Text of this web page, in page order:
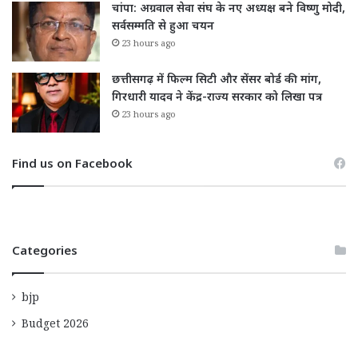
चांपा: अग्रवाल सेवा संघ के नए अध्यक्ष बने विष्णु मोदी,
सर्वसम्मति से हुआ चयन
23 hours ago
छत्तीसगढ़ में फिल्म सिटी और सेंसर बोर्ड की मांग,
गिरधारी यादव ने केंद्र-राज्य सरकार को लिखा पत्र
23 hours ago
Find us on Facebook
Categories
bjp
Budget 2026